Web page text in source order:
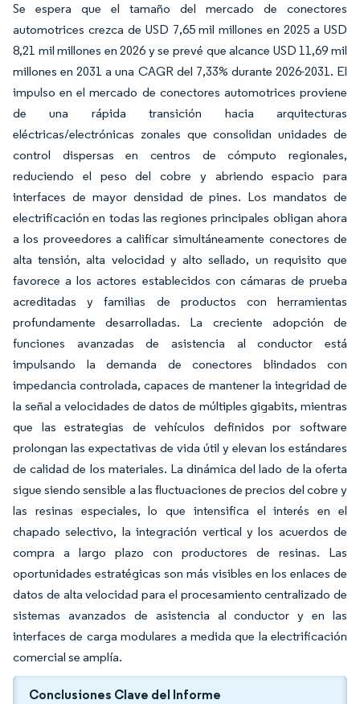
Se espera que el tamaño del mercado de conectores
automotrices crezca de USD 7,65 mil millones en 2025 a USD
8,21 mil millones en 2026 y se prevé que alcance USD 11,69 mil
millones en 2031 a una CAGR del 7,33% durante 2026-2031. El
impulso en el mercado de conectores automotrices proviene
de una rápida transición hacia arquitecturas
eléctricas/electrónicas zonales que consolidan unidades de
control dispersas en centros de cómputo regionales,
reduciendo el peso del cobre y abriendo espacio para
interfaces de mayor densidad de pines. Los mandatos de
electrificación en todas las regiones principales obligan ahora
a los proveedores a calificar simultáneamente conectores de
alta tensión, alta velocidad y alto sellado, un requisito que
favorece a los actores establecidos con cámaras de prueba
acreditadas y familias de productos con herramientas
profundamente desarrolladas. La creciente adopción de
funciones avanzadas de asistencia al conductor está
impulsando la demanda de conectores blindados con
impedancia controlada, capaces de mantener la integridad de
la señal a velocidades de datos de múltiples gigabits, mientras
que las estrategias de vehículos definidos por software
prolongan las expectativas de vida útil y elevan los estándares
de calidad de los materiales. La dinámica del lado de la oferta
sigue siendo sensible a las fluctuaciones de precios del cobre y
las resinas especiales, lo que intensifica el interés en el
chapado selectivo, la integración vertical y los acuerdos de
compra a largo plazo con productores de resinas. Las
oportunidades estratégicas son más visibles en los enlaces de
datos de alta velocidad para el procesamiento centralizado de
sistemas avanzados de asistencia al conductor y en las
interfaces de carga modulares a medida que la electrificación
comercial se amplía.
Conclusiones Clave del Informe